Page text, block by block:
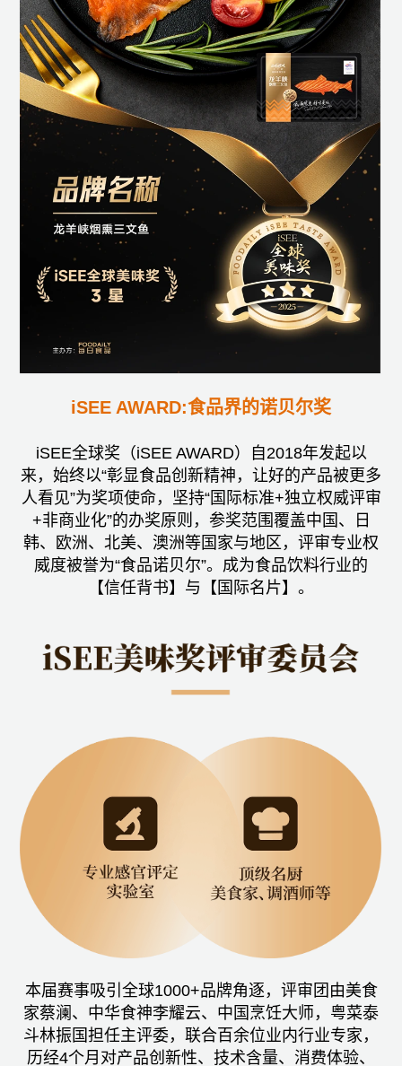
iSEE AWARD:食品界的诺贝尔奖
iSEE全球奖（iSEE AWARD）自2018年发起以
来，始终以“彰显食品创新精神，让好的产品被更多
人看见”为奖项使命，坚持“国际标准+独立权威评审
+非商业化”的办奖原则，参奖范围覆盖中国、日
韩、欧洲、北美、澳洲等国家与地区，评审专业权
威度被誉为“食品诺贝尔”。成为食品饮料行业的
【信任背书】与【国际名片】。
本届赛事吸引全球1000+品牌角逐，评审团由美食
家蔡澜、中华食神李耀云、中国烹饪大师，粤菜泰
斗林振国担任主评委，联合百余位业内行业专家，
历经4个月对产品创新性、技术含量、消费体验、